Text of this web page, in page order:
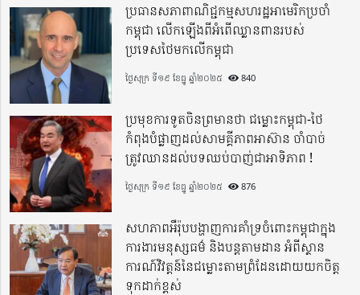
ប្រធានសភាពាណិជ្ជកម្មសហរដ្ឋអាមេរិកប្រចាំ
កម្ពុជា លើកឡើងពីអំពើឈ្លានពានរបស់
ប្រទេសថៃមកលើកម្ពុជា
ថ្ងៃសុក្រ ទី១៩ ខែធ្នូ ឆ្នាំ២០២៥ 840
ប្រមុខការទូតចិនព្រមានថា ជម្លោះកម្ពុជា-ថៃ
កំពុងបំផ្លាញដល់សាមគ្គីភាពអាស៊ាន ចាំបាច់
ត្រូវឈានដល់បទឈប់បាញ់ជាអាទិភាព !
ថ្ងៃសុក្រ ទី១៩ ខែធ្នូ ឆ្នាំ២០២៥ 876
សហភាពអឺរ៉ុបបង្ហាញការគាំទ្រចំពោះកម្ពុជាក្នុង
ការងារមនុស្សធម៌ និងបន្តតាមដាន អំពីស្ថាន
ការណ៍វិវត្តន៍នៃជម្លោះតាមព្រំដែនដោយយកចិត្ត
ទុកដាក់ខ្ពស់